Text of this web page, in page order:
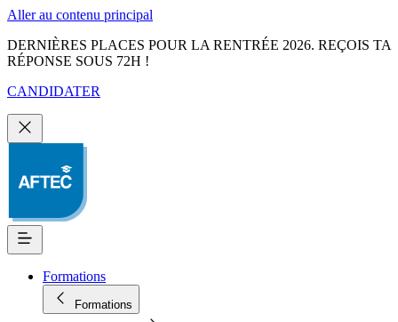
Aller au contenu principal
DERNIÈRES PLACES POUR LA RENTRÉE 2026. REÇOIS TA
RÉPONSE SOUS 72H !
CANDIDATER
Formations
Formations